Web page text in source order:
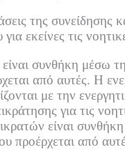
της
εκείνες τις
συνθήκη μέσω
από αυτές. Η
με την
για τις
είναι
προέρχεται από